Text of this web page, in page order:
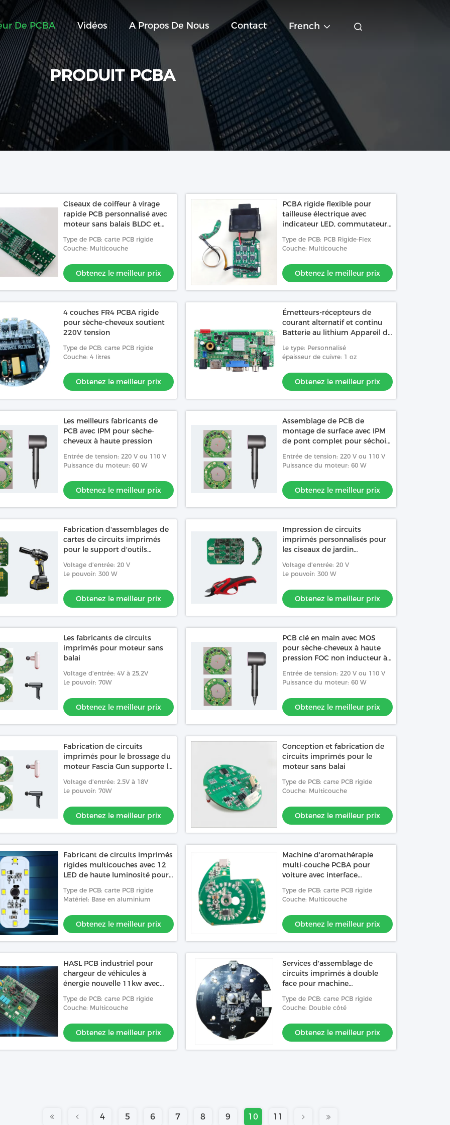
De PCBA Vidéos A Propos De Nous Contact French
PRODUIT PCBA
4 couches PCBA
imprimé utilisée
de roulette
le meilleur prix
Ciseaux de coiffeur à virage
rapide PCB personnalisé avec
moteur sans balais BLDC et
lithium 2 en 1
Type de PCB: carte PCB rigide
Couche: Multicouche
Obtenez le meilleur prix
PCBA rigide flexible pour
tailleuse électrique avec
indicateur LED, commutateur
Type de PCB: PCB Rigide-Flex
Couche: Multicouche
Obtenez le meilleur prix
4 couches FR4 PCBA rigide
pour sèche-cheveux soutient
220V tension
Type de PCB: carte PCB rigide
Couche: 4 litres
Obtenez le meilleur prix
Émetteurs-récepteurs de
courant alternatif et continu
Batterie au lithium Appareil de
PCBA Fabricant de circuits
imprimés électroniques
Le type: Personnalisé
épaisseur de cuivre: 1 oz
Obtenez le meilleur prix
Les meilleurs fabricants de
PCB avec IPM pour sèche-
cheveux à haute pression
Entrée de tension: 220 V ou 110 V
Puissance du moteur: 60 W
Obtenez le meilleur prix
Assemblage de PCB de
montage de surface avec IPM
de pont complet pour séchoir
inducteur à haute pression à
Entrée de tension: 220 V ou 110 V
Puissance du moteur: 60 W
Obtenez le meilleur prix
Fabrication d'assemblages de
cartes de circuits imprimés
pour le support d'outils
Voltage d'entrée: 20 V
Le pouvoir: 300 W
Obtenez le meilleur prix
Impression de circuits
imprimés personnalisés pour
les ciseaux de jardin
Voltage d'entrée: 20 V
Le pouvoir: 300 W
Obtenez le meilleur prix
Les fabricants de circuits
imprimés pour moteur sans
balai
Voltage d'entrée: 4V à 25,2V
Le pouvoir: 70W
Obtenez le meilleur prix
PCB clé en main avec MOS
pour sèche-cheveux à haute
pression FOC non inducteur à
Entrée de tension: 220 V ou 110 V
Puissance du moteur: 60 W
Obtenez le meilleur prix
Fabrication de circuits
imprimés pour le brossage du
moteur Fascia Gun supporte le
inductives non inductives
Voltage d'entrée: 2.5V à 18V
Le pouvoir: 70W
Obtenez le meilleur prix
Conception et fabrication de
circuits imprimés pour le
moteur sans balai
Type de PCB: carte PCB rigide
Couche: Multicouche
Obtenez le meilleur prix
Fabricant de circuits imprimés
rigides multicouches avec 12
LED de haute luminosité pour
voiture
Type de PCB: carte PCB rigide
Matériel: Base en aluminium
Obtenez le meilleur prix
Machine d'aromathérapie
multi-couche PCBA pour
voiture avec interface
fonction anti-retournement
Type de PCB: carte PCB rigide
Couche: Multicouche
Obtenez le meilleur prix
HASL PCB industriel pour
chargeur de véhicules à
énergie nouvelle 11kw avec
Type de PCB: carte PCB rigide
Couche: Multicouche
Obtenez le meilleur prix
Services d'assemblage de
circuits imprimés à double
face pour machine
avec indicateur LED
Type de PCB: carte PCB rigide
Couche: Double côté
Obtenez le meilleur prix
4 5 6 7 8 9 10 11